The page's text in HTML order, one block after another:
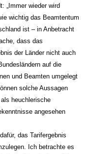
„Immer wieder wird
wichtig das Beamtentum
ist – in Anbetracht
dass das
der Länder nicht auch
auf die
und Beamten umgelegt
solche Aussagen
heuchlerische
angesehen
das Tarifergebnis
Ich betrachte es